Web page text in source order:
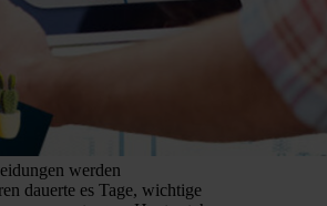
werden
dauerte es Tage, wichtige